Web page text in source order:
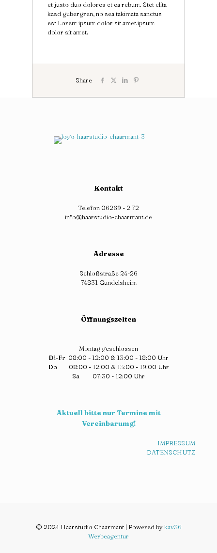
et justo duo dolores et ea rebum. Stet clita
kasd gubergren, no sea takimata sanctus
est Lorem ipsum dolor sit amet.ipsum
dolor sit amet.
Share
Kontakt
Telefon 06269 - 2 72
info@haarstudio-chaarmant.de
Adresse
Schloßstraße 24-26
74831 Gundelsheim
Öffnungszeiten
Montag geschlossen
Di-Fr 08:00 - 12:00 & 13:00 - 18:00 Uhr
Do
08:00 - 12:00 & 13:00 - 19:00 Uhr
Sa 07:30 - 12:00 Uhr
Aktuell bitte nur Termine mit
Vereinbarumg!
IMPRESSUM
DATENSCHUTZ
© 2024 Haarstudio Chaarmant | Powered bykav36
Werbeagentur